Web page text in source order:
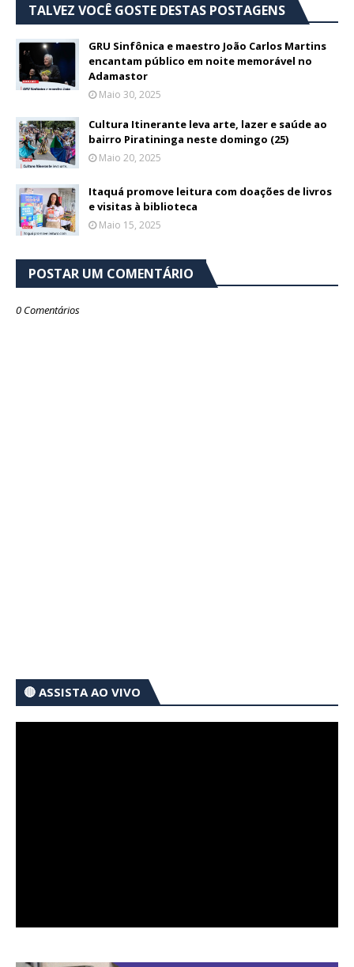
TALVEZ VOCÊ GOSTE DESTAS POSTAGENS
GRU Sinfônica e maestro João Carlos Martins
encantam público em noite memorável no
Adamastor
Maio 30, 2025
Cultura Itinerante leva arte, lazer e saúde ao
bairro Piratininga neste domingo (25)
Maio 20, 2025
Itaquá promove leitura com doações de livros
e visitas à biblioteca
Maio 15, 2025
POSTAR UM COMENTÁRIO
0 Comentários
🔴 ASSISTA AO VIVO